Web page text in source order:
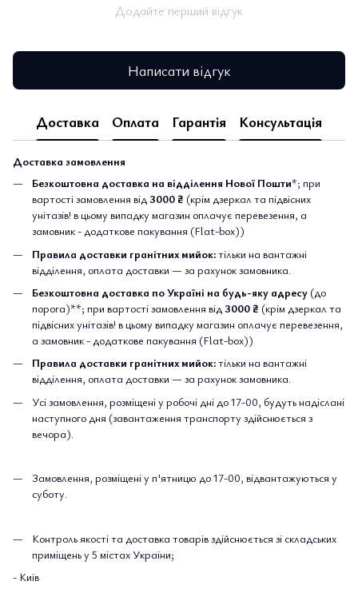
Додайте перший відгук
Написати відгук
Доставка Оплата Гарантія Консультація
Доставка замовлення
Безкоштовна доставка на відділення Нової Пошти*; при
вартості замовлення від3000 ₴ (крім дзеркал та підвісних
унітазів! в цьому випадку магазин оплачує перевезення, а
замовник - додаткове пакування (Flat-box))
Правила доставки гранітних мийок:тільки на вантажні
відділення, оплата доставки — за рахунок замовника.
Безкоштовна доставка по Україні на будь-яку адресу (до
порога)**; при вартості замовлення від3000 ₴ (крім дзеркал та
підвісних унітазів! в цьому випадку магазин оплачує перевезення,
а замовник - додаткове пакування (Flat-box))
Правила доставки гранітних мийок:тільки на вантажні
відділення, оплата доставки — за рахунок замовника.
Усі замовлення, розміщені у робочі дні до 17-00, будуть надіслані
наступного дня (завантаження транспорту здійснюється з
вечора).
Замовлення, розміщені у п'ятницю до 17-00, відвантажуються у
суботу.
Контроль якості та доставка товарів здійснюється зі складських
приміщень у 5 містах України;
- Київ